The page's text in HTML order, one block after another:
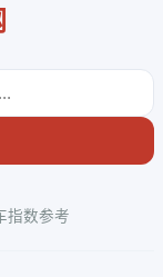
指数参考